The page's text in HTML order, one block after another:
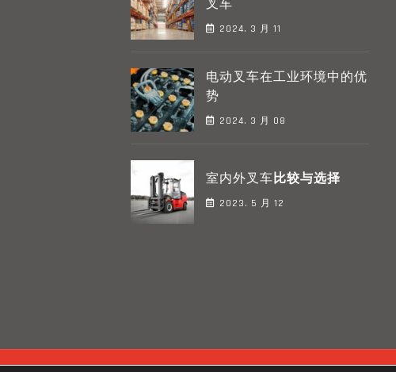
叉车
2024. 3 月 11
电动叉车在工业环境中的优
势
2024. 3 月 08
室内外叉车比较与选择
2023. 5 月 12